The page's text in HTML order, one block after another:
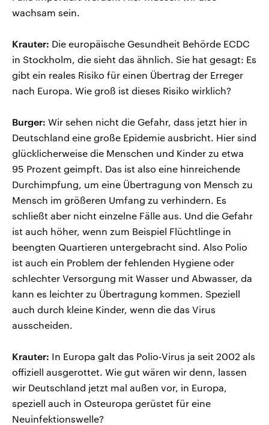
wachsam sein.
Krauter: Die europäische Gesundheit Behörde ECDC
in Stockholm, die sieht das ähnlich. Sie hat gesagt: Es
gibt ein reales Risiko für einen Übertrag der Erreger
nach Europa. Wie groß ist dieses Risiko wirklich?
Burger: Wir sehen nicht die Gefahr, dass jetzt hier in
Deutschland eine große Epidemie ausbricht. Hier sind
glücklicherweise die Menschen und Kinder zu etwa
95 Prozent geimpft. Das ist also eine hinreichende
Durchimpfung, um eine Übertragung von Mensch zu
Mensch im größeren Umfang zu verhindern. Es
schließt aber nicht einzelne Fälle aus. Und die Gefahr
ist auch höher, wenn zum Beispiel Flüchtlinge in
beengten Quartieren untergebracht sind. Also Polio
ist auch ein Problem der fehlenden Hygiene oder
schlechter Versorgung mit Wasser und Abwasser, da
kann es leichter zu Übertragung kommen. Speziell
auch durch kleine Kinder, wenn die das Virus
ausscheiden.
Krauter: In Europa galt das Polio-Virus ja seit 2002 als
offiziell ausgerottet. Wie gut wären wir denn, lassen
wir Deutschland jetzt mal außen vor, in Europa,
speziell auch in Osteuropa gerüstet für eine
Neuinfektionswelle?